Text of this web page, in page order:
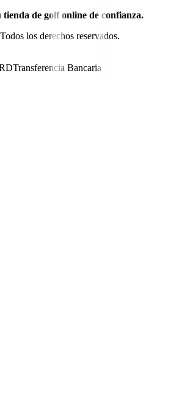
tienda de golf online de confianza.
Todos los derechos reservados.
Transferencia Bancaria